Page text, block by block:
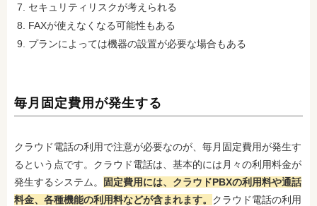
セキュリティリスクが考えられる
FAXが使えなくなる可能性もある
プランによっては機器の設置が必要な場合もある
毎月固定費用が発生する
クラウド電話の利用で注意が必要なのが、毎月固定費用が発生す
るという点です。クラウド電話は、基本的には月々の利用料金が
発生するシステム。 固定費用には、クラウドPBXの利用料や通話
料金、各種機能の利用料などが含まれます。 クラウド電話の利用